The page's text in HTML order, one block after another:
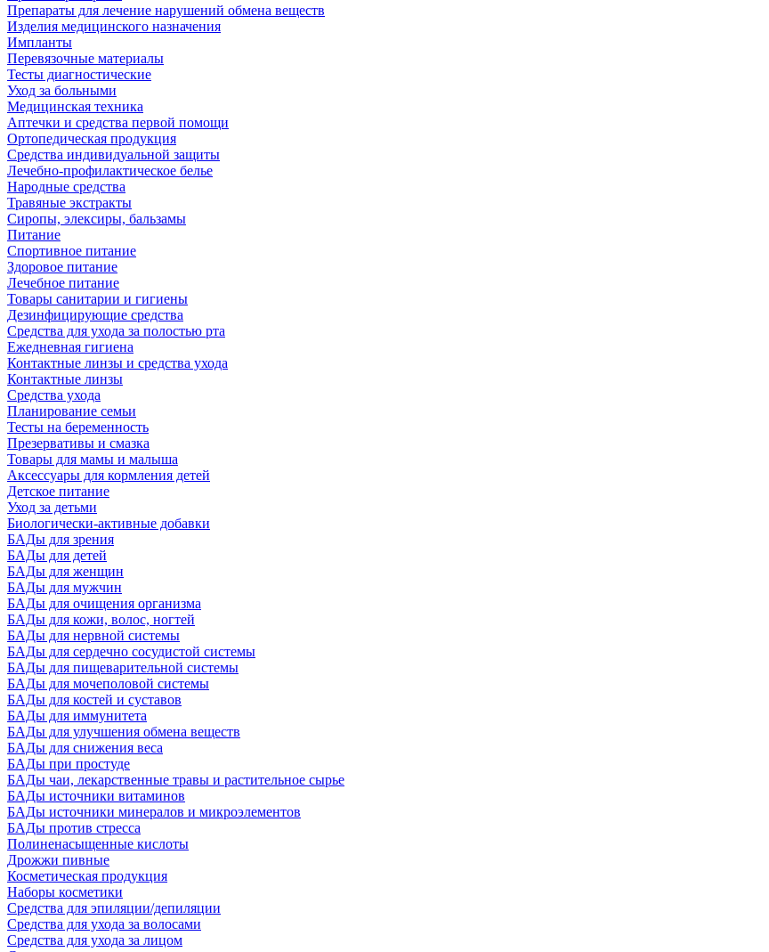
Препараты для лечение нарушений обмена веществ
Изделия медицинского назначения
Импланты
Перевязочные материалы
Тесты диагностические
Уход за больными
Медицинская техника
Аптечки и средства первой помощи
Ортопедическая продукция
Средства индивидуальной защиты
Лечебно-профилактическое белье
Народные средства
Травяные экстракты
Сиропы, элексиры, бальзамы
Питание
Спортивное питание
Здоровое питание
Лечебное питание
Товары санитарии и гигиены
Дезинфицирующие средства
Средства для ухода за полостью рта
Ежедневная гигиена
Контактные линзы и средства ухода
Контактные линзы
Средства ухода
Планирование семьи
Тесты на беременность
Презервативы и смазка
Товары для мамы и малыша
Аксессуары для кормления детей
Детское питание
Уход за детьми
Биологически-активные добавки
БАДы для зрения
БАДы для детей
БАДы для женщин
БАДы для мужчин
БАДы для очищения организма
БАДы для кожи, волос, ногтей
БАДы для нервной системы
БАДы для сердечно сосудистой системы
БАДы для пищеварительной системы
БАДы для мочеполовой системы
БАДы для костей и суставов
БАДы для иммунитета
БАДы для улучшения обмена веществ
БАДы для снижения веса
БАДы при простуде
БАДы чаи, лекарственные травы и растительное сырье
БАДы источники витаминов
БАДы источники минералов и микроэлементов
БАДы против стресса
Полиненасыщенные кислоты
Дрожжи пивные
Косметическая продукция
Наборы косметики
Средства для эпиляции/депиляции
Средства для ухода за волосами
Средства для ухода за лицом